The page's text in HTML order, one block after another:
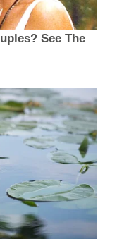
See The